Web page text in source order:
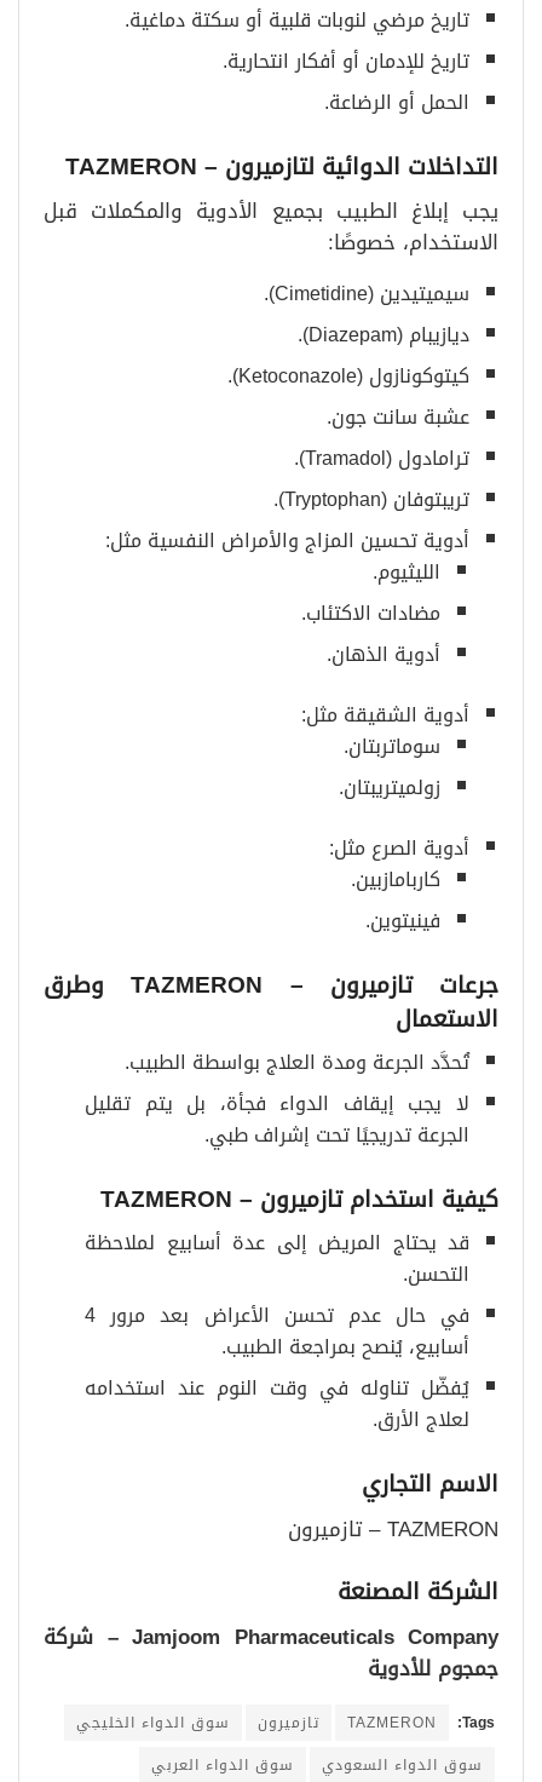
تاريخ مرضي لنوبات قلبية أو سكتة دماغية.
تاريخ للإدمان أو أفكار انتحارية.
الحمل أو الرضاعة.
التداخلات الدوائية لتازميرون – TAZMERON
يجب إبلاغ الطبيب بجميع الأدوية والمكملات قبل
الاستخدام، خصوصًا:
سيميتيدين (Cimetidine).
ديازيبام (Diazepam).
كيتوكونازول (Ketoconazole).
عشبة سانت جون.
ترامادول (Tramadol).
تريبتوفان (Tryptophan).
أدوية تحسين المزاج والأمراض النفسية مثل:
الليثيوم.
مضادات الاكتئاب.
أدوية الذهان.
أدوية الشقيقة مثل:
سوماتربتان.
زولميتريبتان.
أدوية الصرع مثل:
كاربامازبين.
فينيتوين.
جرعات تازميرون – TAZMERON وطرق
الاستعمال
تُحدَّد الجرعة ومدة العلاج بواسطة الطبيب.
لا يجب إيقاف الدواء فجأة، بل يتم تقليل
الجرعة تدريجيًا تحت إشراف طبي.
كيفية استخدام تازميرون – TAZMERON
قد يحتاج المريض إلى عدة أسابيع لملاحظة
التحسن.
في حال عدم تحسن الأعراض بعد مرور 4
أسابيع، يُنصح بمراجعة الطبيب.
يُفضّل تناوله في وقت النوم عند استخدامه
لعلاج الأرق.
الاسم التجاري
TAZMERON – تازميرون
الشركة المصنعة
Jamjoom Pharmaceuticals Company –
شركة
جمجوم للأدوية
Tags:
TAZMERON تازميرون
سوق الدواء الخليجي
سوق الدواء السعودي
سوق الدواء العربي